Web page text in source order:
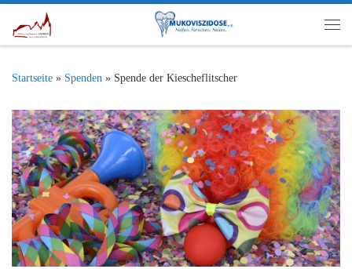
Zum Inhalt springen
Startseite » Spenden » Spende der Kiescheflitscher